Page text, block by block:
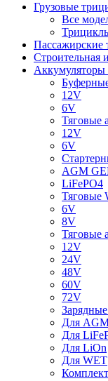
Грузовые
Все
Пассажирские
Строительная
Аккумуляторы
12V
6V
Тяговые
12V
6V
AGM
LiFePO4
Тяговые
6V
8V
Тяговые
12V
24V
48V
60V
72V
Для
Для
Для LiOn
Для WET